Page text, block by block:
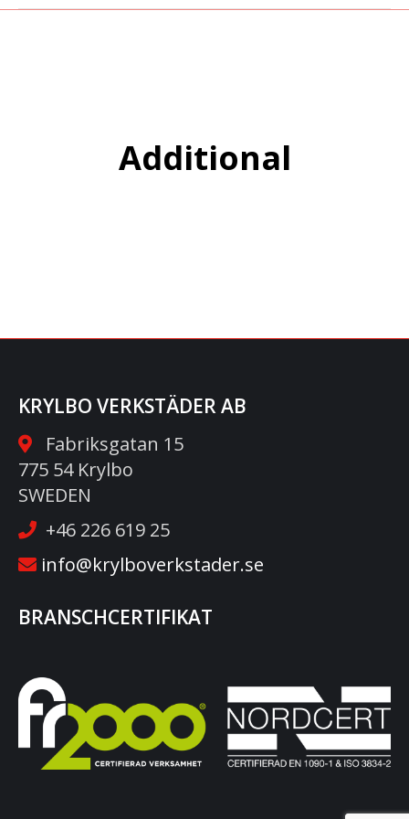
Additional
KRYLBO VERKSTÄDER AB
Fabriksgatan 15
775 54 Krylbo
SWEDEN
+46 226 619 25
info@krylboverkstader.se
BRANSCHCERTIFIKAT